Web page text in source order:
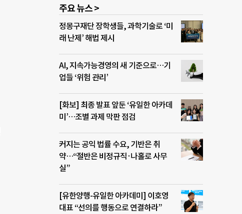
주요 뉴스 >
정몽구재단 장학생들, 과학기술로 ‘미
래 난제’ 해법 제시
AI, 지속가능경영의 새 기준으로…기
업들 ‘위험 관리’
[화보] 최종 발표 앞둔 ‘유일한 아카데
미’…조별 과제 막판 점검
커지는 공익 법률 수요, 기반은 취
약…“절반은 비정규직·나홀로 사무
실”
[유한양행-유일한 아카데미] 이호영
대표 “선의를 행동으로 연결하라”